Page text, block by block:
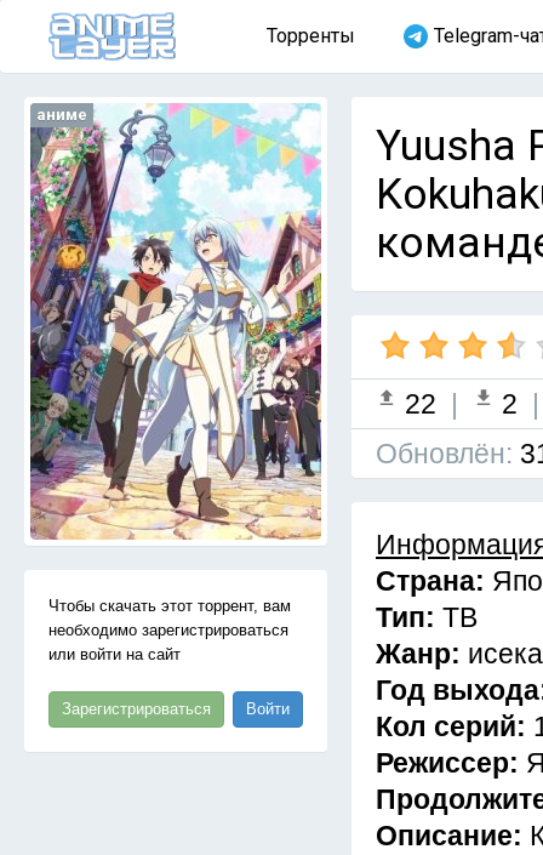
Торренты Telegram-
аниме
Чтобы скачать этот торрент, вам
необходимо зарегистрироваться
или войти на сайт
Зарегистрироваться Войти
Yuusha
22 | 2
Обновлён:
Страна:
Тип: ТВ
Жанр:
Год
Кол серий:
Режиссер:
Описание: